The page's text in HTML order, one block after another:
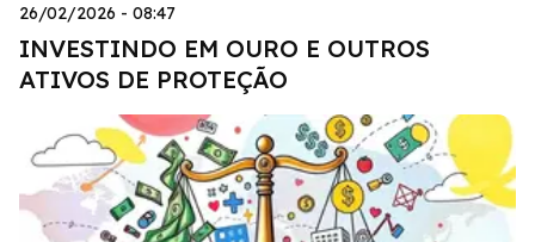
26/02/2026 - 08:47
INVESTINDO EM OURO E OUTROS
ATIVOS DE PROTEÇÃO